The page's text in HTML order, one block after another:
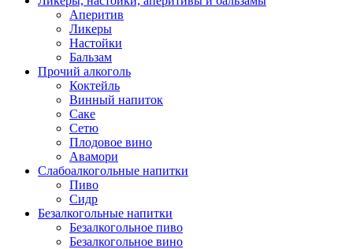
Аперитив
Ликеры
Настойки
Бальзам
Прочий алкоголь
Коктейль
Винный напиток
Саке
Сетю
Плодовое вино
Авамори
Слабоалкогольные напитки
Пиво
Сидр
Безалкогольные напитки
Безалкогольное пиво
Безалкогольное вино